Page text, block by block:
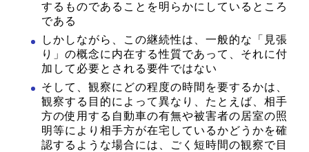
するものであることを明らかにしているところ
である
しかしながら、この継続性は、一般的な「見張
り」の概念に内在する性質であって、それに付
加して必要とされる要件ではない
そして、観察にどの程度の時間を要するかは、
観察する目的によって異なり、たとえば、相手
方の使用する自動車の有無や被害者の居室の照
明等により相手方が在宅しているかどうかを確
認するような場合には、ごく短時間の観察で目